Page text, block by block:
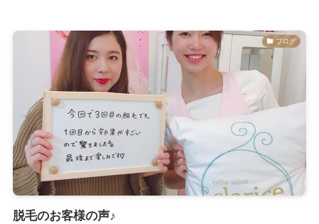
ブログ
脱毛のお客様の声♪